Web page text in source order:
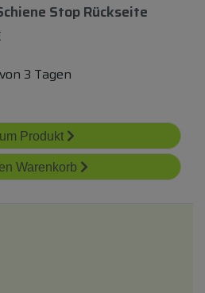
Stop Rückseite
3 Tagen
Produkt
Warenkorb